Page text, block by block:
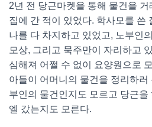
2년 전 당근마켓을 통해 물건을 거
집에 간 적이 있었다. 학사모를 쓴
나를 다 차지하고 있었고, 노부인
모상, 그리고 묵주만이 자리하고
심해져 어쩔 수 없이 요양원으로
아들이 어머니의 물건을 정리하러
부인의 물건인지도 모르고 당근을
엘 갔는지도 모른다.